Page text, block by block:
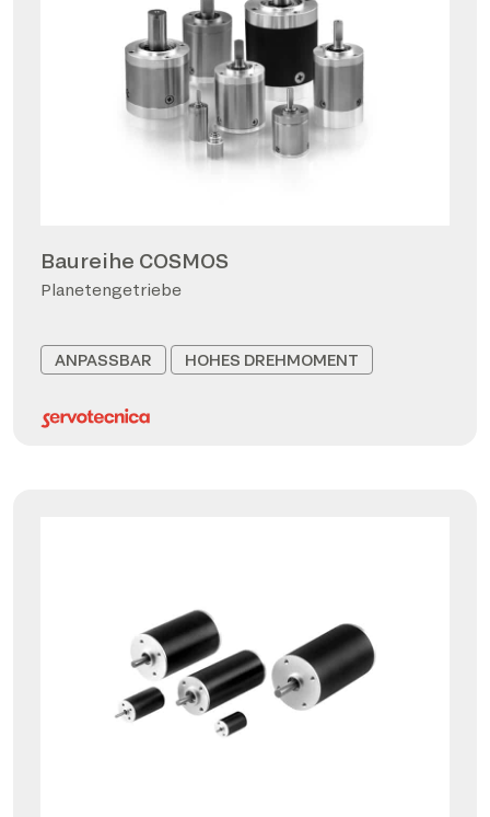
Baureihe COSMOS
Planetengetriebe
ANPASSBAR HOHES DREHMOMENT